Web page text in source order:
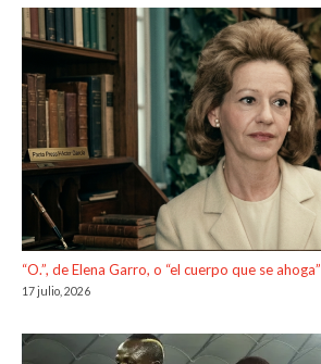
“O.”, de Elena Garro, o “el cuerpo que se ahoga”
17 julio, 2026